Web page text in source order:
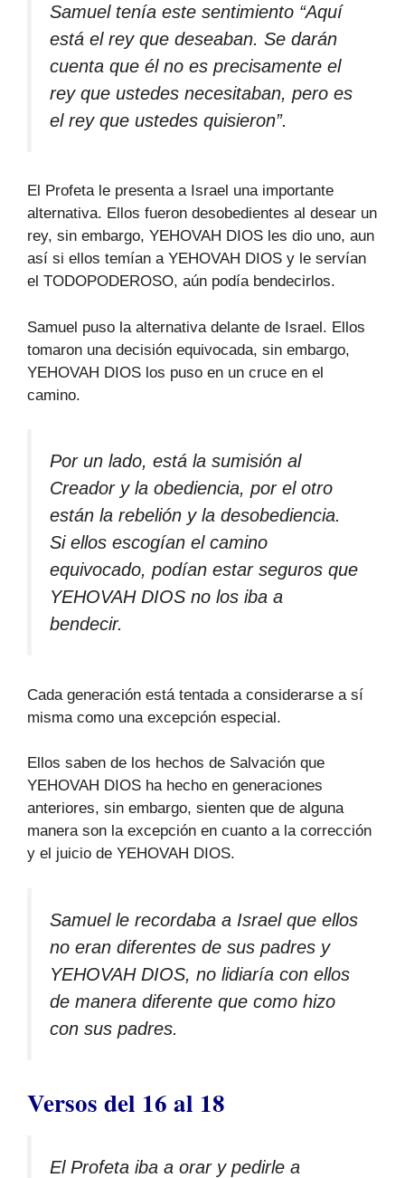
Samuel tenía este sentimiento “Aquí
está el rey que deseaban. Se darán
cuenta que él no es precisamente el
rey que ustedes necesitaban, pero es
el rey que ustedes quisieron”.
El Profeta le presenta a Israel una importante
alternativa. Ellos fueron desobedientes al desear un
rey, sin embargo, YEHOVAH DIOS les dio uno, aun
así si ellos temían a YEHOVAH DIOS y le servían
el TODOPODEROSO, aún podía bendecirlos.
Samuel puso la alternativa delante de Israel. Ellos
tomaron una decisión equivocada, sin embargo,
YEHOVAH DIOS los puso en un cruce en el
camino.
Por un lado, está la sumisión al
Creador y la obediencia, por el otro
están la rebelión y la desobediencia.
Si ellos escogían el camino
equivocado, podían estar seguros que
YEHOVAH DIOS no los iba a
bendecir.
Cada generación está tentada a considerarse a sí
misma como una excepción especial.
Ellos saben de los hechos de Salvación que
YEHOVAH DIOS ha hecho en generaciones
anteriores, sin embargo, sienten que de alguna
manera son la excepción en cuanto a la corrección
y el juicio de YEHOVAH DIOS.
Samuel le recordaba a Israel que ellos
no eran diferentes de sus padres y
YEHOVAH DIOS, no lidiaría con ellos
de manera diferente que como hizo
con sus padres.
Versos del 16 al 18
El Profeta iba a orar y pedirle a